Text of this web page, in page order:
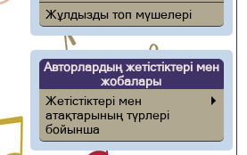
Жұлдызды топ мүшелері
Авторлардың жетістіктері мен
жобалары
Жетістіктері мен
атақтарының түрлері
бойынша